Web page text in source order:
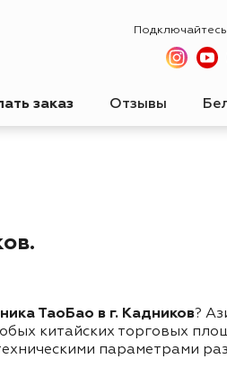
заказ Отзывы
ТаоБао в г. Кадников?
китайских торговых
параметрами